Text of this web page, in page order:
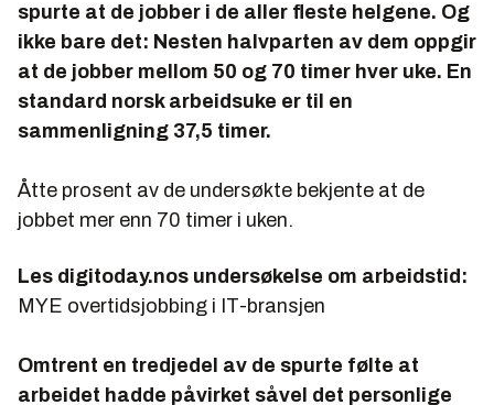
spurte at de jobber i de aller fleste helgene. Og
ikke bare det: Nesten halvparten av dem oppgir
at de jobber mellom 50 og 70 timer hver uke. En
standard norsk arbeidsuke er til en
sammenligning 37,5 timer.
Åtte prosent av de undersøkte bekjente at de
jobbet mer enn 70 timer i uken.
Les digitoday.nos undersøkelse om arbeidstid:
MYE overtidsjobbing i IT-bransjen
Omtrent en tredjedel av de spurte følte at
arbeidet hadde påvirket såvel det personlige